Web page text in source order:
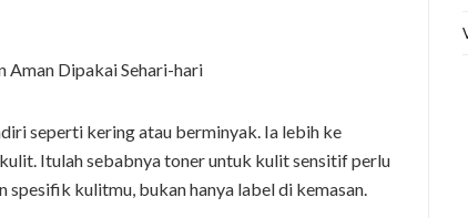
seperti kering atau berminyak. Ia lebih ke
Itulah sebabnya toner untuk kulit sensitif perlu
kulitmu, bukan hanya label di kemasan.